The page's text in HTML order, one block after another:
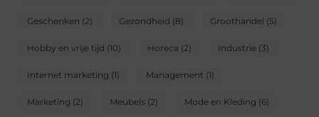
Geschenken (2) Gezondheid (8) Groothandel (5)
Hobby en vrije tijd (10) Horeca (2) Industrie (3)
Internet marketing (1) Management (1)
Marketing (2) Meubels (2) Mode en Kleding (6)